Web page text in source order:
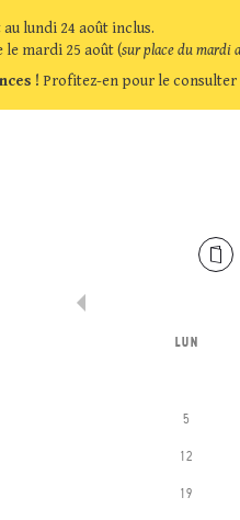
au lundi 24 août inclus.
mardi 25 août (sur place du mardi
! Profitez-en pour le consulter
LUN
5
12
19